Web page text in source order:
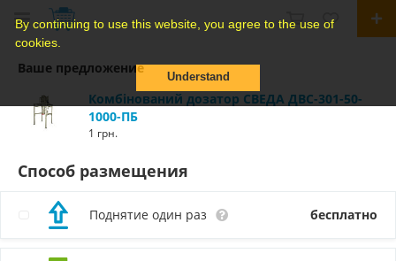
By continuing to use this website, you agree to the use of
cookies.
Understand
Способ размещения
Поднятие один раз бесплатно
Ваше предложение
Комбінований дозатор СВЕДА ДВС-301-50-
1000-ПБ
1 грн.